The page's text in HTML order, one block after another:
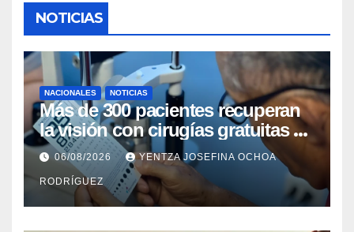
NOTICIAS
NACIONALES NOTICIAS
Más de 300 pacientes recuperan
la visión con cirugías gratuitas de
cataratas en Zulia
06/08/2026 YENTZA JOSEFINA OCHOA
RODRÍGUEZ